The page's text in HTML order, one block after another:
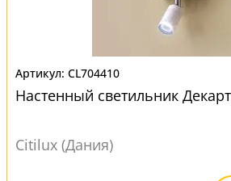
CL704410
Настенный светильник
Citilux (Дания)